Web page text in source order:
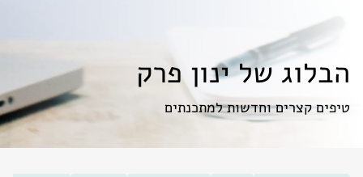
הבלוג של ינון פרק
טיפים קצרים וחדשות למתכנתים